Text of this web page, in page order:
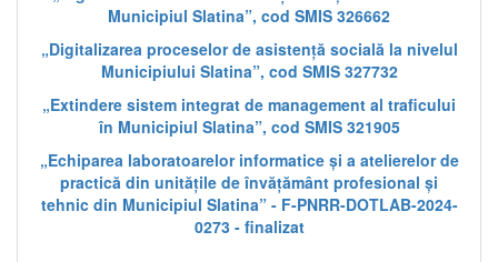
Municipiul Slatina”, cod SMIS 326662
„Digitalizarea proceselor de asistență socială la nivelul
Municipiului Slatina”, cod SMIS 327732
„Extindere sistem integrat de management al traficului
în Municipiul Slatina”, cod SMIS 321905
„Echiparea laboratoarelor informatice și a atelierelor de
practică din unitățile de învățământ profesional și
tehnic din Municipiul Slatina” - F-PNRR-DOTLAB-2024-
0273 - finalizat